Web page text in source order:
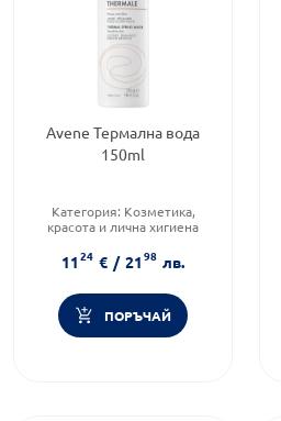
Avene Термална вода
150ml
Категория: Козметика,
красота и лична хигиена
раздразнена кожа
Тип козметика:
1124 € / 2198 лв.
ПОРЪЧАЙ